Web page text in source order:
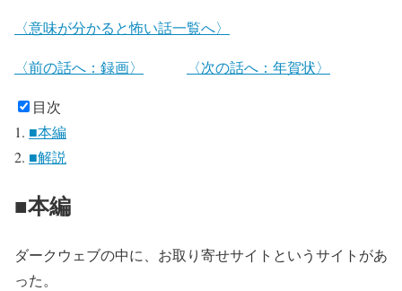
〈意味が分かると怖い話一覧へ〉
〈前の話へ：録画〉 〈次の話へ：年賀状〉
目次
■本編
■解説
■本編
ダークウェブの中に、お取り寄せサイトというサイトがあ
った。